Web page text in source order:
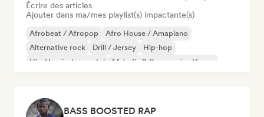
Écrire des articles
Ajouter dans ma/mes playlist(s) impactante(s)
Afrobeat / Afropop
Afro House / Amapiano
Alternative rock
Drill / Jersey
Hip-hop
Hip-Hop instrumental
Melodic & Progressive House
BASS BOOSTED RAP